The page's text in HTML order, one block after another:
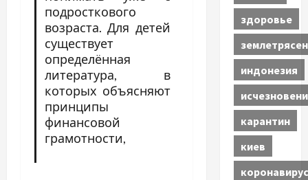
подросткового
возраста. Для детей
существует
определённая
литература, в
которых объясняют
принципы
финансовой
грамотности,
здоровье
индонезия
карантин
киев
коронавирус